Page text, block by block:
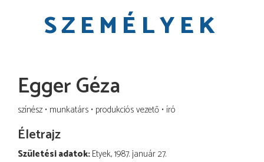
SZEMÉLYEK
Egger Géza
színész munkatárs produkciós vezető író
Életrajz
Születési adatok:Etyek, 1987. január 27.